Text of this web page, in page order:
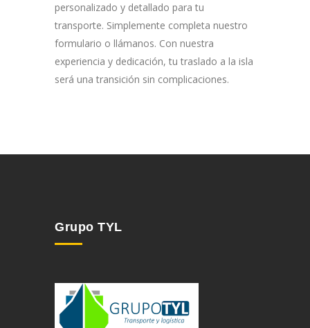
personalizado y detallado para tu
transporte. Simplemente completa nuestro
formulario o llámanos. Con nuestra
experiencia y dedicación, tu traslado a la isla
será una transición sin complicaciones.
Grupo TYL